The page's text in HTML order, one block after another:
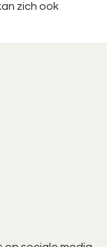
zich ook